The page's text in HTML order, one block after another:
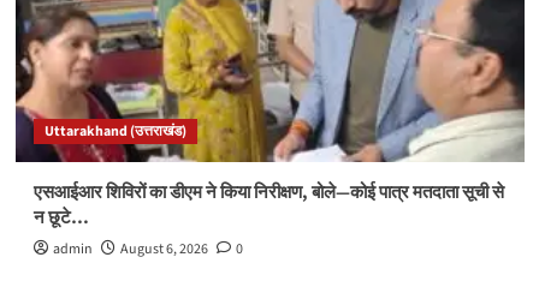
Uttarakhand (उत्तराखंड)
एसआईआर शिविरों का डीएम ने किया निरीक्षण, बोले—कोई पात्र मतदाता सूची से
न छूटे…
admin August 6, 2026 0